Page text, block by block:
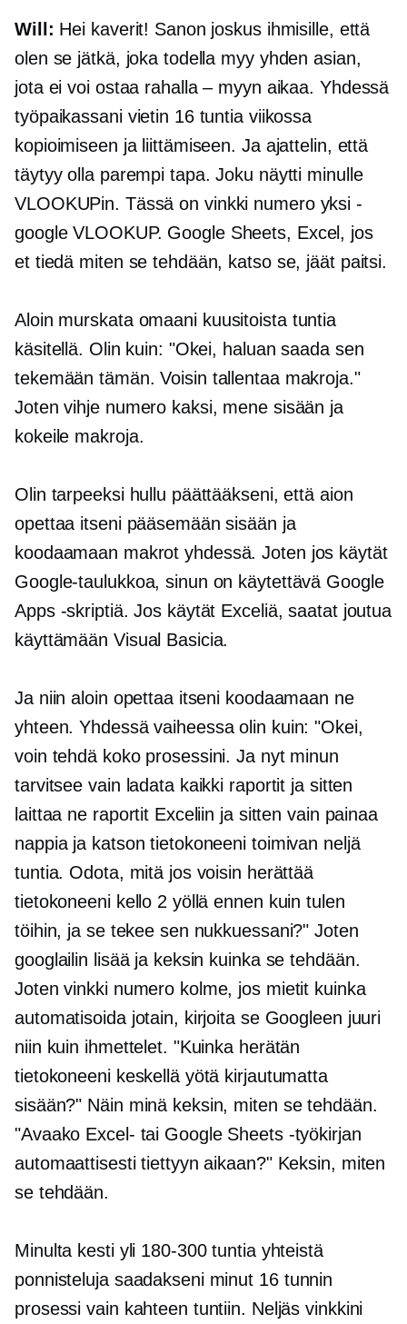
Will: Hei kaverit! Sanon joskus ihmisille, että
olen se jätkä, joka todella myy yhden asian,
jota ei voi ostaa rahalla – myyn aikaa. Yhdessä
työpaikassani vietin 16 tuntia viikossa
kopioimiseen ja liittämiseen. Ja ajattelin, että
täytyy olla parempi tapa. Joku näytti minulle
VLOOKUPin. Tässä on vinkki numero yksi -
google VLOOKUP. Google Sheets, Excel, jos
et tiedä miten se tehdään, katso se, jäät paitsi.
Aloin murskata omaani kuusitoista tuntia
käsitellä. Olin kuin: "Okei, haluan saada sen
tekemään tämän. Voisin tallentaa makroja."
Joten vihje numero kaksi, mene sisään ja
kokeile makroja.
Olin tarpeeksi hullu päättääkseni, että aion
opettaa itseni pääsemään sisään ja
koodaamaan makrot yhdessä. Joten jos käytät
Google-taulukkoa, sinun on käytettävä Google
Apps -skriptiä. Jos käytät Exceliä, saatat joutua
käyttämään Visual Basicia.
Ja niin aloin opettaa itseni koodaamaan ne
yhteen. Yhdessä vaiheessa olin kuin: "Okei,
voin tehdä koko prosessini. Ja nyt minun
tarvitsee vain ladata kaikki raportit ja sitten
laittaa ne raportit Exceliin ja sitten vain painaa
nappia ja katson tietokoneeni toimivan neljä
tuntia. Odota, mitä jos voisin herättää
tietokoneeni kello 2 yöllä ennen kuin tulen
töihin, ja se tekee sen nukkuessani?" Joten
googlailin lisää ja keksin kuinka se tehdään.
Joten vinkki numero kolme, jos mietit kuinka
automatisoida jotain, kirjoita se Googleen juuri
niin kuin ihmettelet. "Kuinka herätän
tietokoneeni keskellä yötä kirjautumatta
sisään?" Näin minä keksin, miten se tehdään.
"Avaako Excel- tai Google Sheets -työkirjan
automaattisesti tiettyyn aikaan?" Keksin, miten
se tehdään.
Minulta kesti yli 180-300 tuntia yhteistä
ponnisteluja saadakseni minut 16 tunnin
prosessi vain kahteen tuntiin. Neljäs vinkkini